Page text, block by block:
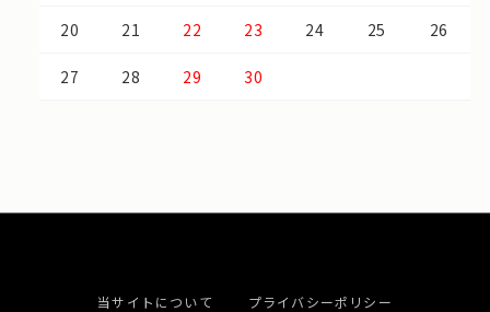
20 21 22 23 24 25 26
27 28 29 30
当サイトについて プライバシーポリシー